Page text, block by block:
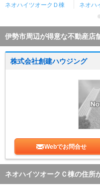
ネオハイツオークＤ棟 ネオハ
伊勢市周辺が得意な不動産店
株式会社創建ハウジング
Webでお問合せ
ネオハイツオークＣ棟の住所